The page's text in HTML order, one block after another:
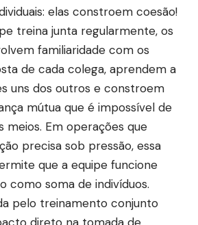
elas constroem coesão!
treina junta regularmente, os
familiaridade com os
de cada colega, aprendem a
uns dos outros e constroem
mútua que é impossível de
meios. Em operações que
precisa sob pressão, essa
que a equipe funcione
como soma de indivíduos.
pelo treinamento conjunto